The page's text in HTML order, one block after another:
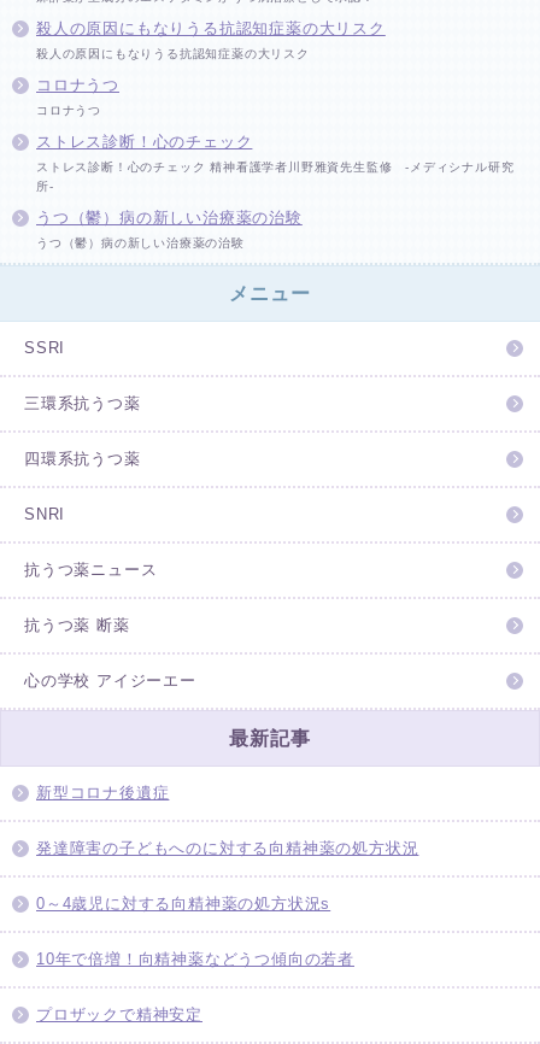
殺人の原因にもなりうる抗認知症薬の大リスク
殺人の原因にもなりうる抗認知症薬の大リスク
コロナうつ
コロナうつ
ストレス診断！心のチェック
ストレス診断！心のチェック 精神看護学者川野雅資先生監修 -メディシナル研究
所-
うつ（鬱）病の新しい治療薬の治験
うつ（鬱）病の新しい治療薬の治験
メニュー
SSRI
三環系抗うつ薬
四環系抗うつ薬
SNRI
抗うつ薬ニュース
抗うつ薬 断薬
心の学校 アイジーエー
最新記事
新型コロナ後遺症
発達障害の子どもへのに対する向精神薬の処方状況
0～4歳児に対する向精神薬の処方状況s
10年で倍増！向精神薬などうつ傾向の若者
プロザックで精神安定